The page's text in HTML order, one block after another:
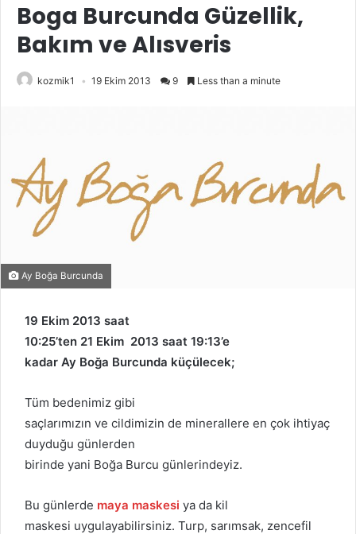
Boga Burcunda Güzellik,
Bakım ve Alısveris
kozmik1 19 Ekim 2013 9 Less than a minute
Ay Boğa Burcunda
19 Ekim 2013 saat
10:25’ten 21 Ekim 2013 saat 19:13’e
kadar Ay Boğa Burcunda küçülecek;
Tüm bedenimiz gibi
saçlarımızın ve cildimizin de minerallere en çok ihtiyaç
duyduğu günlerden
birinde yani Boğa Burcu günlerindeyiz.
Bu günlerde maya maskesi ya da kil
maskesi uygulayabilirsiniz. Turp, sarımsak, zencefil